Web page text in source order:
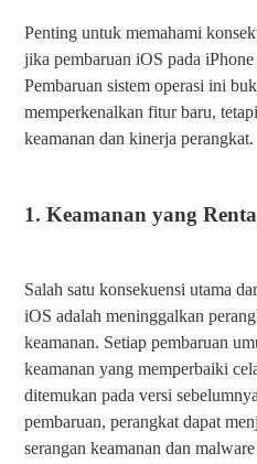
Penting untuk memahami
jika pembaruan iOS pada
Pembaruan sistem operasi ini
memperkenalkan fitur baru,
keamanan dan kinerja perangkat.
1. Keamanan yang
Salah satu konsekuensi utama
iOS adalah meninggalkan
keamanan. Setiap pembaruan
keamanan yang memperbaiki
ditemukan pada versi
pembaruan, perangkat dapat
serangan keamanan dan